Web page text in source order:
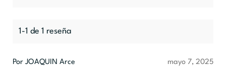
1-1 de 1 reseña
Por JOAQUIN Arce mayo 7, 2025